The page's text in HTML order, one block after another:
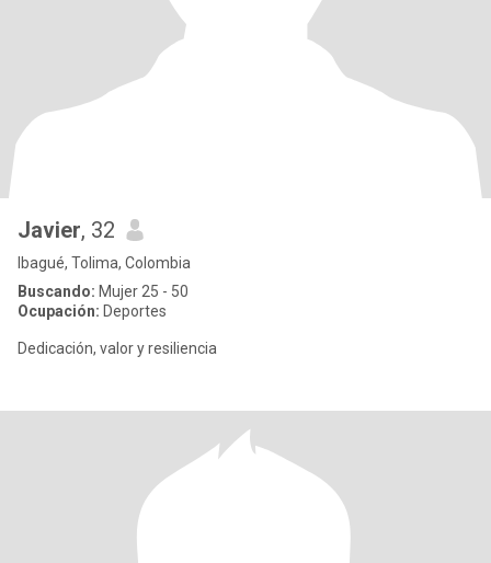
Javier, 32
Ibagué, Tolima, Colombia
Buscando: Mujer 25 - 50
Ocupación: Deportes
Dedicación, valor y resiliencia